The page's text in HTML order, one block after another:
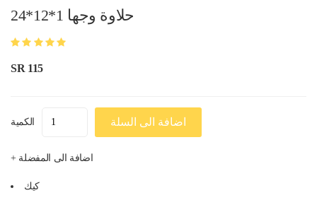
حلاوة وجها 1*12*24
SR 115
الكمية اضافة الى السلة
+ اضافة الى المفضلة
كيك